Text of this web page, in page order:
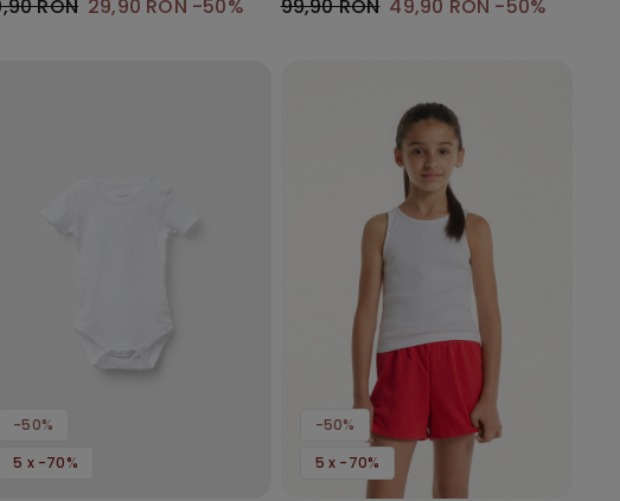
RON 29,90 RON -50% 99,90 RON 49,90 RON -50%
-50%
5 x -70%
-50%
5 x -70%